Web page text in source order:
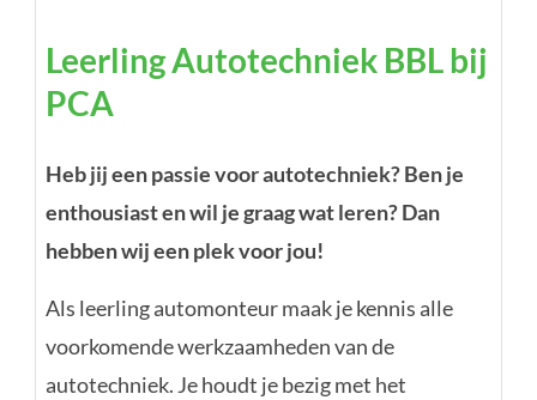
PCA
PCA Bodegraven — Bodegraven
Leerling Autotechniek BBL bij
PCA
Heb jij een passie voor autotechniek? Ben je
enthousiast en wil je graag wat leren? Dan
hebben wij een plek voor jou!
Als leerling automonteur maak je kennis alle
voorkomende werkzaamheden van de
autotechniek. Je houdt je bezig met het